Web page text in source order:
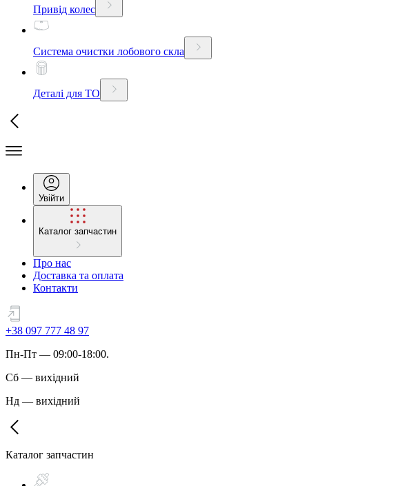
Привід колес
Система очистки лобового скла
Деталі для ТО
Увійти
Каталог запчастин
Про нас
Доставка та оплата
Контакти
+38 097 777 48 97
Пн-Пт — 09:00-18:00.
Сб — вихідний
Нд — вихідний
Каталог запчастин